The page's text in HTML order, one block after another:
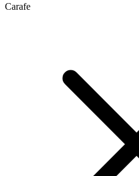
Carafe